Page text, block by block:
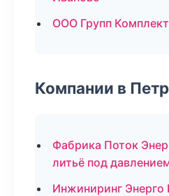
ООО Групп
Компании в
Фабрика Поток
литьё под
Инжиниринг